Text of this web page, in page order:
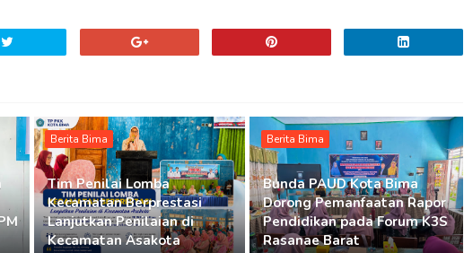
Berita Bima
Tim Penilai Lomba
Kecamatan Berprestasi
Lanjutkan Penilaian di
Kecamatan Asakota
Berita Bima
Bunda PAUD Kota Bima
Dorong Pemanfaatan Rapor
Pendidikan pada Forum K3S
Rasanae Barat